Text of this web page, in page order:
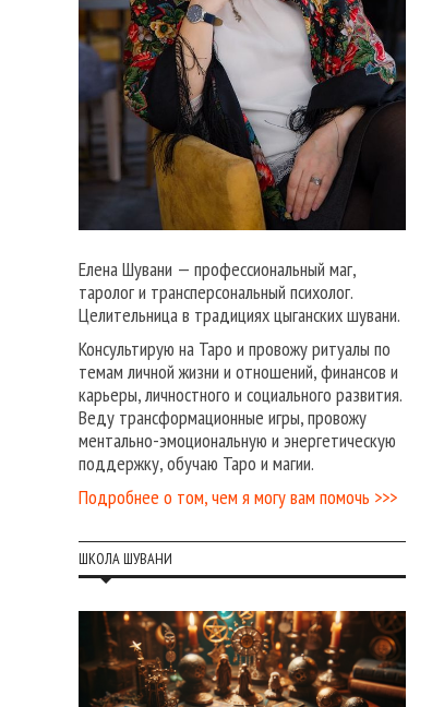
Елена Шувани — профессиональный маг,
таролог и трансперсональный психолог.
Целительница в традициях цыганских шувани.
Консультирую на Таро и провожу ритуалы по
темам личной жизни и отношений, финансов и
карьеры, личностного и социального развития.
Веду трансформационные игры, провожу
ментально-эмоциональную и энергетическую
поддержку, обучаю Таро и магии.
Подробнее о том, чем я могу вам помочь >>>
ШКОЛА ШУВАНИ